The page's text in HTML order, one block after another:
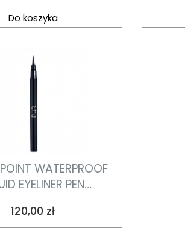
Do koszyka
WATERPROOF
EYELINER PEN
0.55ml
Cena
120,00 zł